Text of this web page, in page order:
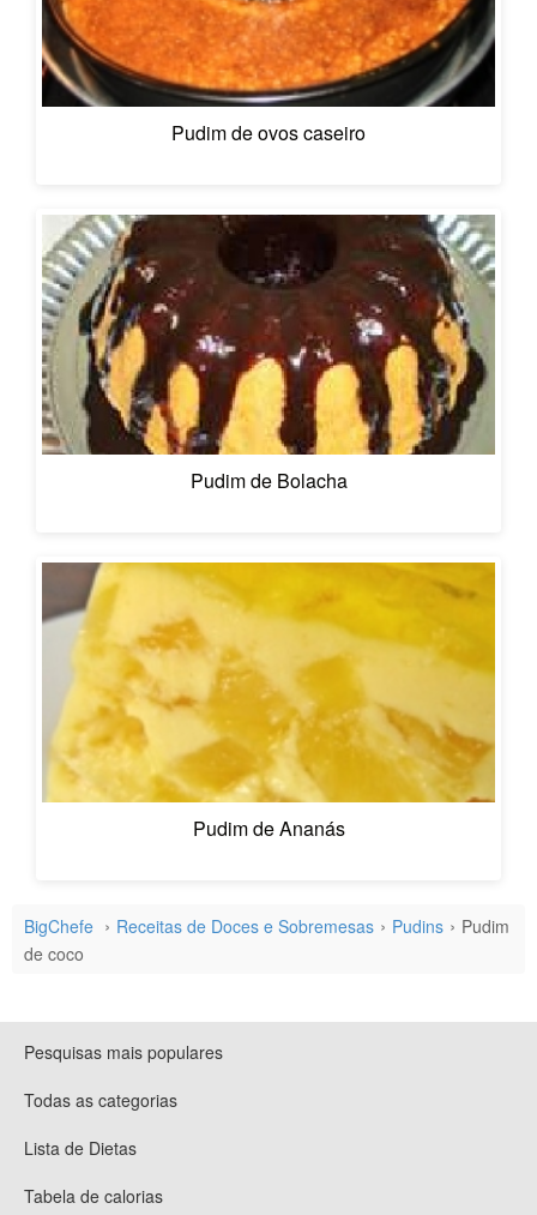
Pudim de ovos caseiro
Pudim de Bolacha
Pudim de Ananás
BigChefe Receitas de Doces e Sobremesas Pudins
Pudim
de coco
Pesquisas mais populares
Todas as categorias
Lista de Dietas
Tabela de calorias